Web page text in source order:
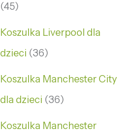
45
Koszulka Liverpool dla
dzieci 36
Koszulka Manchester City
dla dzieci 36
Koszulka Manchester